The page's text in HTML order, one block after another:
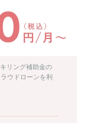
リング補助金の
ウドローンを利